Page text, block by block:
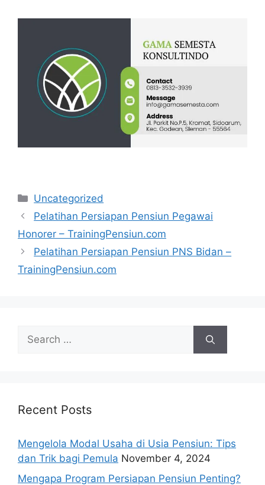
Categories
Uncategorized
Pelatihan Persiapan Pensiun Pegawai
Honorer – TrainingPensiun.com
Pelatihan Persiapan Pensiun PNS Bidan –
TrainingPensiun.com
Search
for:
Recent Posts
Mengelola Modal Usaha di Usia Pensiun: Tips
dan Trik bagi Pemula November 4, 2024
Mengapa Program Persiapan Pensiun Penting?